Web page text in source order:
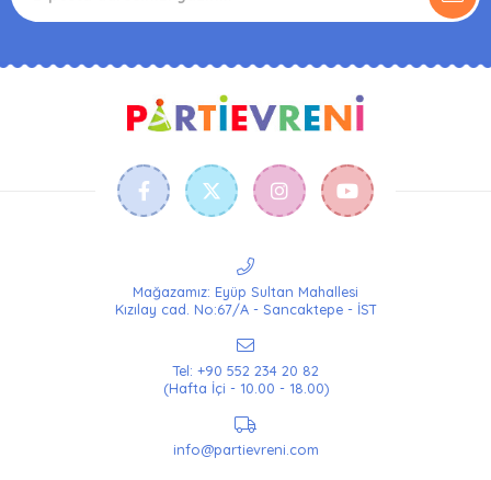
Mağazamız: Eyüp Sultan Mahallesi
Kızılay cad. No:67/A - Sancaktepe - İST
Tel: +90 552 234 20 82
(Hafta İçi - 10.00 - 18.00)
info@partievreni.com